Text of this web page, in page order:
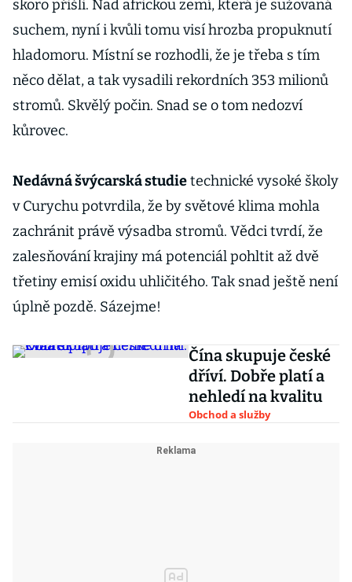
skoro přišli. Nad africkou zemí, která je sužovaná
suchem, nyní i kvůli tomu visí hrozba propuknutí
hladomoru. Místní se rozhodli, že je třeba s tím
něco dělat, a tak vysadili rekordních 353 milionů
stromů. Skvělý počin. Snad se o tom nedozví
kůrovec.
Nedávná švýcarská studietechnické vysoké školy
v Curychu potvrdila, že by světové klima mohla
zachránit právě výsadba stromů. Vědci tvrdí, že
zalesňování krajiny má potenciál pohltit až dvě
třetiny emisí oxidu uhličitého. Tak snad ještě není
úplně pozdě. Sázejme!
Čína skupuje české
dříví. Dobře platí a
nehledí na kvalitu
Obchod a služby